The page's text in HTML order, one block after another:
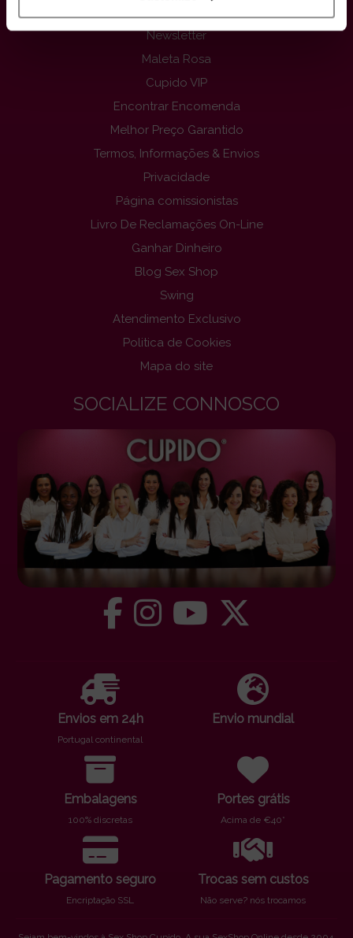
Newsletter
Maleta Rosa
Cupido VIP
Encontrar Encomenda
Melhor Preço Garantido
Termos, Informações & Envios
Privacidade
Página comissionistas
Livro De Reclamações On-Line
Ganhar Dinheiro
Blog Sex Shop
Swing
Atendimento Exclusivo
Politica de Cookies
Mapa do site
SOCIALIZE CONNOSCO
Envios em 24h
Portugal continental
Envio mundial
Embalagens
100% discretas
Portes grátis
Acima de €40*
Pagamento seguro
Encriptação SSL
Trocas sem custos
Não serve? nós trocamos